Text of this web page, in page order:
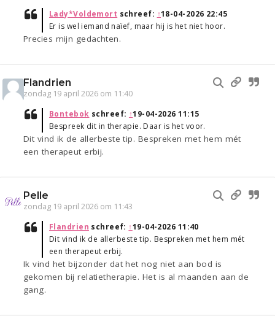
Lady*Voldemort schreef: ↑18-04-2026 22:45
Er is wel iemand naïef, maar hij is het niet hoor.
Precies mijn gedachten.
Flandrien
zondag 19 april 2026 om 11:40
Bontebok schreef: ↑19-04-2026 11:15
Bespreek dit in therapie. Daar is het voor.
Dit vind ik de allerbeste tip. Bespreken met hem mét
een therapeut erbij.
Pelle
zondag 19 april 2026 om 11:43
Flandrien schreef: ↑19-04-2026 11:40
Dit vind ik de allerbeste tip. Bespreken met hem mét
een therapeut erbij.
Ik vind het bijzonder dat het nog niet aan bod is
gekomen bij relatietherapie. Het is al maanden aan de
gang.